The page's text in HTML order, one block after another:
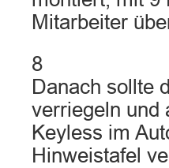
Mitarbeiter
8
Danach sollte
verriegeln und
Keyless im
Hinweistafel